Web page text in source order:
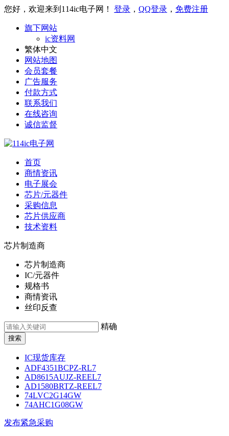
您好，欢迎来到114ic电子网！ 登录 ， QQ登录 ， 免费注册
旗下网站
ic资料网
繁体中文
网站地图
会员套餐
广告服务
付款方式
联系我们
在线咨询
诚信监督
首页
商情资讯
电子展会
芯片/元器件
采购信息
芯片供应商
技术资料
芯片制造商
芯片制造商
IC/元器件
规格书
商情资讯
丝印反查
精确
IC现货库存
ADF4351BCPZ-RL7
AD8615AUJZ-REEL7
AD1580BRTZ-REEL7
74LVC2G14GW
74AHC1G08GW
发布紧急采购